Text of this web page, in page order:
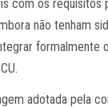
com os requisitos
não tenham
formalmente
adotada pela